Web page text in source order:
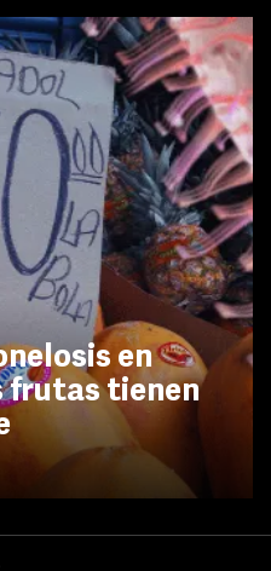
en
frutas tienen